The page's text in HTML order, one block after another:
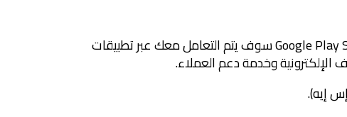
2.1 يمكنك الاشتراك في الخدمات عبر أجهزة أيفون أو أندرويد بتحميل التطبيقات من Apple App Store أو Google Play Store سوف يتم التعامل معك عبر تطبيقات
الإلكترونية وخدمة دعم العملاء.